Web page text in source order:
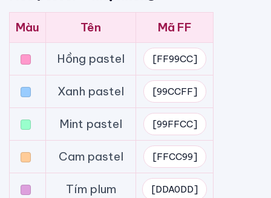
Màu Tên Mã FF
Hồng pastel [FF99CC]
Xanh pastel [99CCFF]
Mint pastel [99FFCC]
Cam pastel [FFCC99]
Tím plum [DDA0DD]